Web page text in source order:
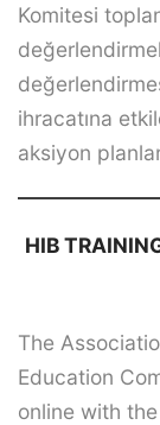
Komitesi
ihracatına
aksiyon
HIB
The
Education
online with